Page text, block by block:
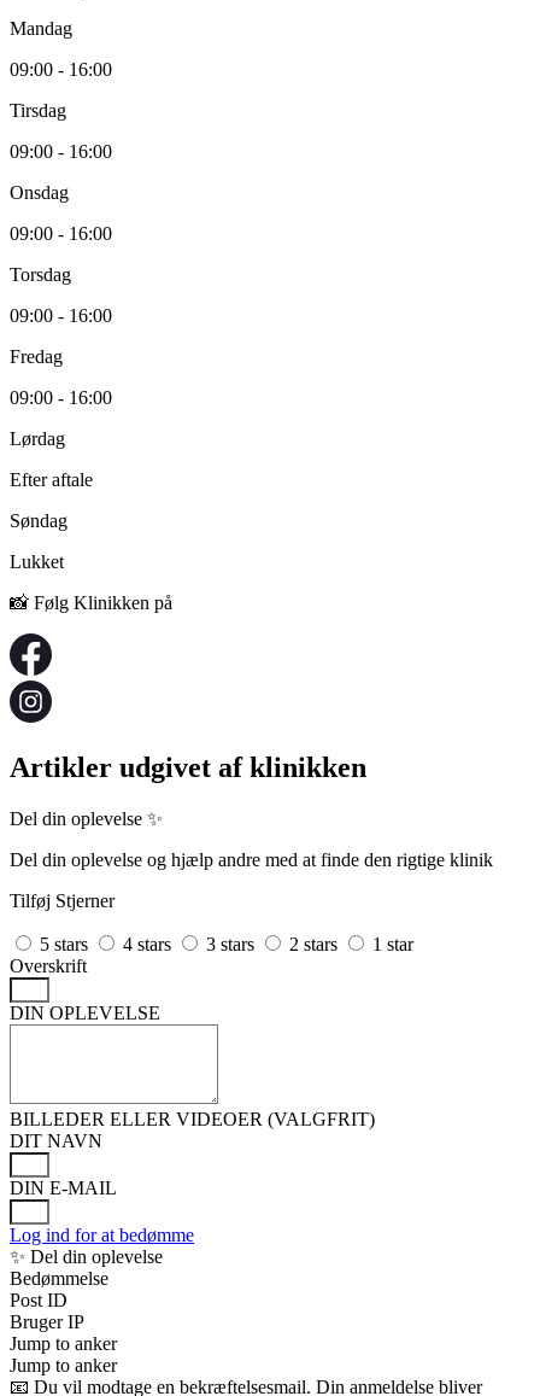
Mandag
09:00 - 16:00
Tirsdag
09:00 - 16:00
Onsdag
09:00 - 16:00
Torsdag
09:00 - 16:00
Fredag
09:00 - 16:00
Lørdag
Efter aftale
Søndag
Lukket
📸 Følg Klinikken på
Artikler udgivet af klinikken
Del din oplevelse ✨
Del din oplevelse og hjælp andre med at finde den rigtige klinik
Tilføj Stjerner
5 stars 4 stars 3 stars 2 stars
1 star
Overskrift
DIN OPLEVELSE
BILLEDER ELLER VIDEOER (VALGFRIT)
DIT NAVN
DIN E-MAIL
Log ind for at bedømme
✨ Del din oplevelse
Bedømmelse
Post ID
Bruger IP
Jump to anker
Jump to anker
📧 Du vil modtage en bekræftelsesmail. Din anmeldelse bliver